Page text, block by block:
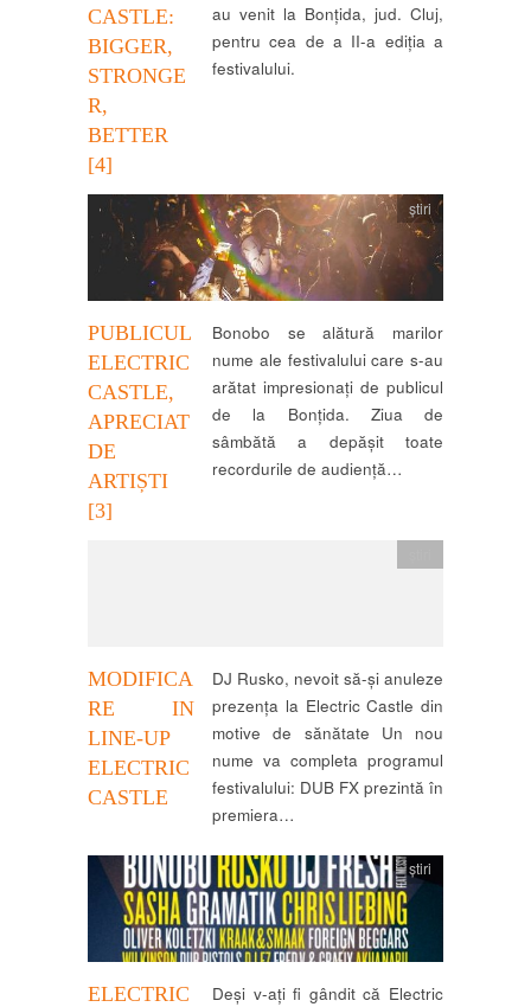
CASTLE:
BIGGER,
STRONGE
R,
BETTER
[4]
au venit la Bonțida, jud. Cluj,
pentru cea de a II-a ediția a
festivalului.
PUBLICUL
ELECTRIC
CASTLE,
APRECIAT
DE
ARTIȘTI
[3]
știri
Bonobo se alătură marilor
nume ale festivalului care s-au
arătat impresionați de publicul
de la Bonțida. Ziua de
sâmbătă a depășit toate
recordurile de audiență…
MODIFICA
RE IN
LINE-UP
ELECTRIC
CASTLE
DJ Rusko, nevoit să-și anuleze
prezența la Electric Castle din
motive de sănătate Un nou
nume va completa programul
festivalului: DUB FX prezintă în
premiera…
ELECTRIC
știri
Deși v-ați fi gândit că Electric